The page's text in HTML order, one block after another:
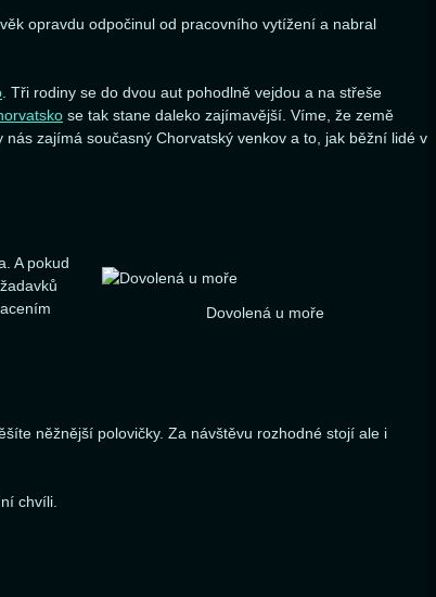
opravdu odpočinul od pracovního vytížení a nabral
. Tři rodiny se do dvou aut pohodlně vejdou a na střeše
se tak stane daleko zajímavější. Víme, že země
zajímá současný Chorvatský venkov a to, jak běžní lidé v
Dovolená u moře
A pokud
něžnější polovičky. Za návštěvu rozhodné stojí ale i
chvíli.